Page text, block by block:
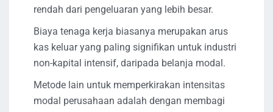
rendah dari pengeluaran yang lebih besar.
Biaya tenaga kerja biasanya merupakan arus
kas keluar yang paling signifikan untuk industri
non-kapital intensif, daripada belanja modal.
Metode lain untuk memperkirakan intensitas
modal perusahaan adalah dengan membagi